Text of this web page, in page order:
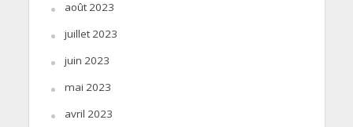
août 2023
juillet 2023
juin 2023
mai 2023
avril 2023